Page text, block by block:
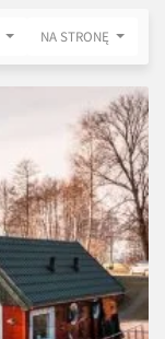
NA STRONĘ